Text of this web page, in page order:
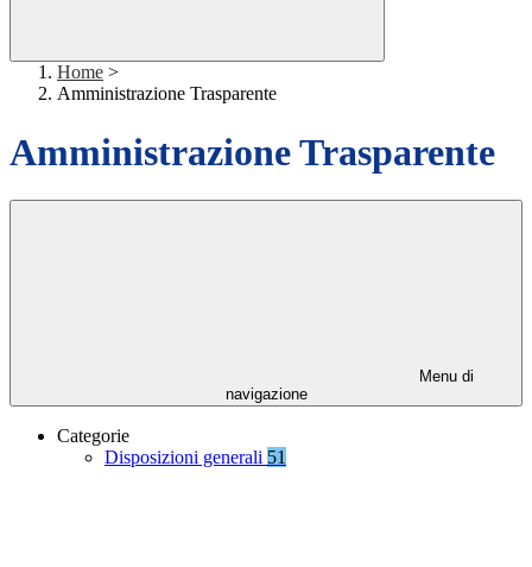
Home >
Amministrazione Trasparente
Amministrazione Trasparente
Menu di
navigazione
Categorie
Disposizioni generali 51